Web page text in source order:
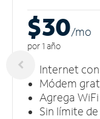
$30/mo
por 1 año
Internet
Módem
Agrega
Sin límite